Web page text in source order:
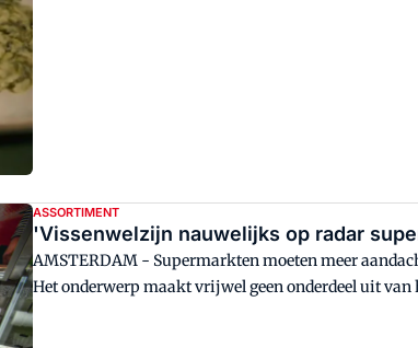
ASSORTIMENT
'Vissenwelzijn nauwelijks op radar
AMSTERDAM - Supermarkten moeten meer
Het onderwerp maakt vrijwel geen onderdeel uit